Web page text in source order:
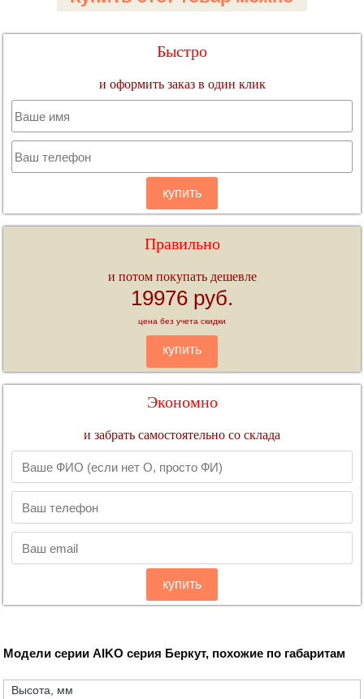
Быстро
и оформить заказ в один клик
купить
Правильно
и потом покупать дешевле
19976 руб.
цена без учета скидки
купить
Экономно
и забрать самостоятельно со склада
купить
Модели серии AIKO серия Беркут, похожие по габаритам
Высота, мм